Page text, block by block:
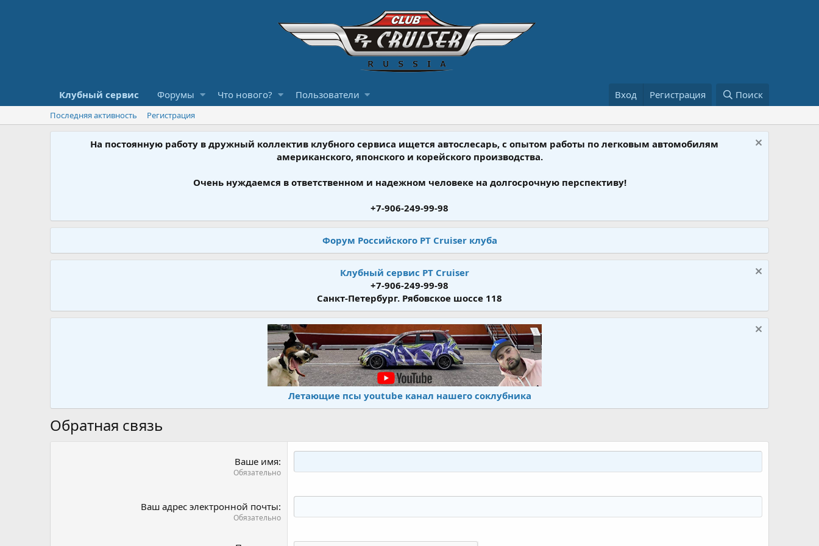
Клубный сервис Форумы Что нового? Пользователи Вход Регистрация Поиск
Последняя активность Регистрация
На постоянную работу в дружный коллектив клубного сервиса ищется автослесарь, с опытом работы по легковым автомобилям
американского, японского и корейского производства.
Очень нуждаемся в ответственном и надежном человеке на долгосрочную перспективу!
+7-906-249-99-98
Форум Российского PT Cruiser клуба
Клубный сервис PT Cruiser
+7-906-249-99-98
Санкт-Петербург. Рябовское шоссе 118
Летающие псы youtube канал нашего соклубника
Обратная связь
Ваше имя
Обязательно
Ваш адрес электронной почты
Обязательно